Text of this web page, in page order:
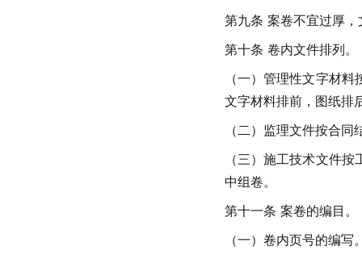
第九条 案卷不宜过厚
第十条 卷内文件排列。
（一）管理性文字材
文字材料排前，图纸排
（二）监理文件按合
（三）施工技术文件
中组卷。
第十一条 案卷的编目。
（一）卷内页号的编写